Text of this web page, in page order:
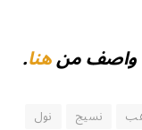
واصف منهنا.
نسيج نول